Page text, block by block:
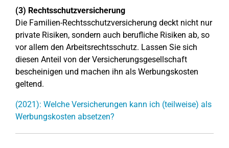
(3) Rechtsschutzversicherung
Die Familien-Rechtsschutzversicherung deckt nicht nur
private Risiken, sondern auch berufliche Risiken ab, so
vor allem den Arbeitsrechtsschutz. Lassen Sie sich
diesen Anteil von der Versicherungsgesellschaft
bescheinigen und machen ihn als Werbungskosten
geltend.
(2021): Welche Versicherungen kann ich (teilweise) als
Werbungskosten absetzen?